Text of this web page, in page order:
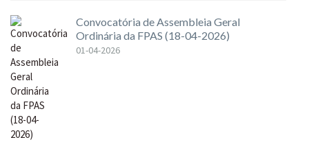
Convocatória de Assembleia Geral
Ordinária da FPAS (18-04-2026)
01-04-2026